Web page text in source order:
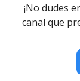
¡No dudes
canal que